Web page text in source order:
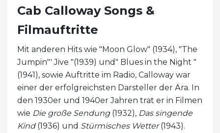
Cab Calloway Songs &
Filmauftritte
Mit anderen Hits wie "Moon Glow" (1934), "The
Jumpin"' Jive "(1939) und" Blues in the Night "
(1941), sowie Auftritte im Radio, Calloway war
einer der erfolgreichsten Darsteller der Ära. In
den 1930er und 1940er Jahren trat er in Filmen
wie Die große Sendung(1932), Das singende
Kind(1936) und Stürmisches Wetter(1943).